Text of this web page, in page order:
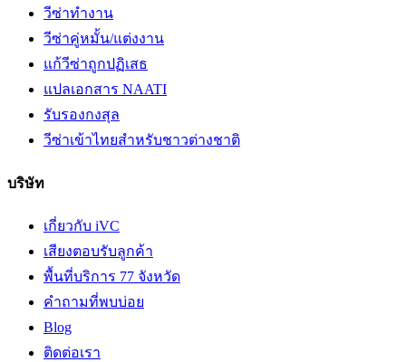
วีซ่าทำงาน
วีซ่าคู่หมั้น/แต่งงาน
แก้วีซ่าถูกปฏิเสธ
แปลเอกสาร NAATI
รับรองกงสุล
วีซ่าเข้าไทยสำหรับชาวต่างชาติ
บริษัท
เกี่ยวกับ iVC
เสียงตอบรับลูกค้า
พื้นที่บริการ 77 จังหวัด
คำถามที่พบบ่อย
Blog
ติดต่อเรา